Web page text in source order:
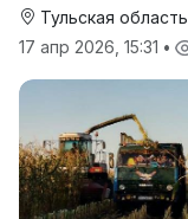
Тульская область
17 апр 2026, 15:31 •